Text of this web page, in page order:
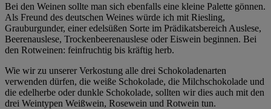
Bei den Weinen sollte man sich ebenfalls eine kleine Palette gönnen.
Als Freund des deutschen Weines würde ich mit Riesling,
Grauburgunder, einer edelsüßen Sorte im Prädikatsbereich Auslese,
Beerenauslese, Trockenbeerenauslese oder Eiswein beginnen. Bei
den Rotweinen: feinfruchtig bis kräftig herb.
Wie wir zu unserer Verkostung alle drei Schokoladenarten
verwenden dürfen, die weiße Schokolade, die Milchschokolade und
die edelherbe oder dunkle Schokolade, sollten wir dies auch mit den
drei Weintypen Weißwein, Rosewein und Rotwein tun.